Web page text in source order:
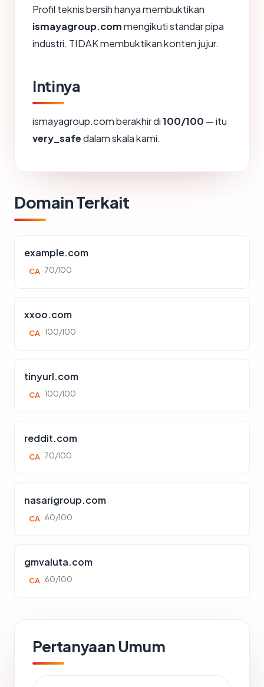
Profil teknis bersih hanya membuktikan
ismayagroup.commengikuti standar pipa
industri. TIDAK membuktikan konten jujur.
Intinya
ismayagroup.com berakhir di100/100 — itu
very_safedalam skala kami.
Domain Terkait
example.com
CA 70/100
xxoo.com
CA 100/100
tinyurl.com
CA 100/100
reddit.com
CA 70/100
nasarigroup.com
CA 60/100
gmvaluta.com
CA 60/100
Pertanyaan Umum